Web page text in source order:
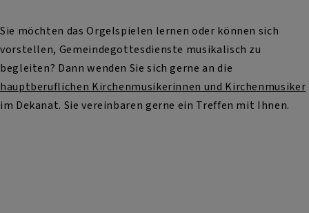
Sie möchten das Orgelspielen lernen oder können sich
vorstellen, Gemeindegottesdienste musikalisch zu
begleiten? Dann wenden Sie sich gerne an die
hauptberuflichen Kirchenmusikerinnen und Kirchenmusiker
im Dekanat. Sie vereinbaren gerne ein Treffen mit Ihnen.